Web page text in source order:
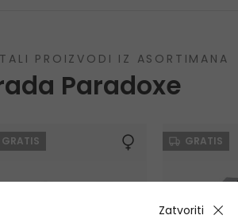
PROIZVODI IZ ASORTIMANA
Paradoxe
GRATIS GRATIS
Zatvoriti